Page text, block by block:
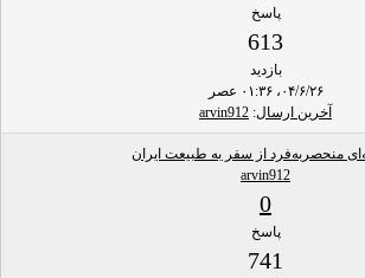
پاسخ
613
بازدید
۰۴/۶/۲۶، ۰۱:۳۶ عصر
آخرین ارسال:
arvin912
منحصربه‌فرد از سفر به طبیعت ایران
arvin912
0
پاسخ
741